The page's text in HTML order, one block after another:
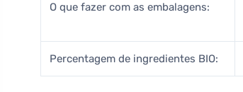
O que fazer com as embalagens:
Percentagem de ingredientes BIO: